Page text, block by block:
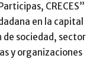
CRECES”
en la capital
de sociedad, sector
y organizaciones